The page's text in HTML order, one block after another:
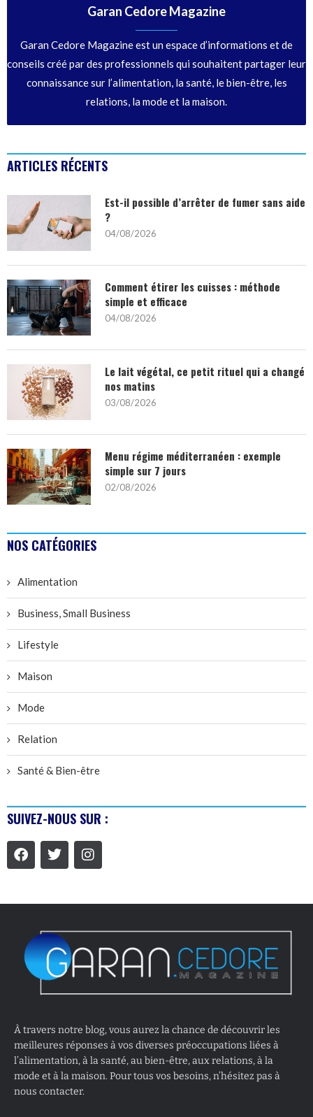
Garan Cedore Magazine
Garan Cedore Magazine est un espace d’informations et de
conseils créé par des professionnels qui souhaitent partager leur
connaissance sur l’alimentation, la santé, le bien-être, les
relations, la mode et la maison.
ARTICLES RÉCENTS
Est-il possible d’arrêter de fumer sans aide
?
04/08/2026
Comment étirer les cuisses : méthode
simple et efficace
04/08/2026
Le lait végétal, ce petit rituel qui a changé
nos matins
03/08/2026
Menu régime méditerranéen : exemple
simple sur 7 jours
02/08/2026
NOS CATÉGORIES
Alimentation
Business, Small Business
Lifestyle
Maison
Mode
Relation
Santé & Bien-être
SUIVEZ-NOUS SUR :
À travers notre blog, vous aurez la chance de découvrir les
meilleures réponses à vos diverses préoccupations liées à
l’alimentation, à la santé, au bien-être, aux relations, à la
mode et à la maison. Pour tous vos besoins, n’hésitez pas à
nous contacter.